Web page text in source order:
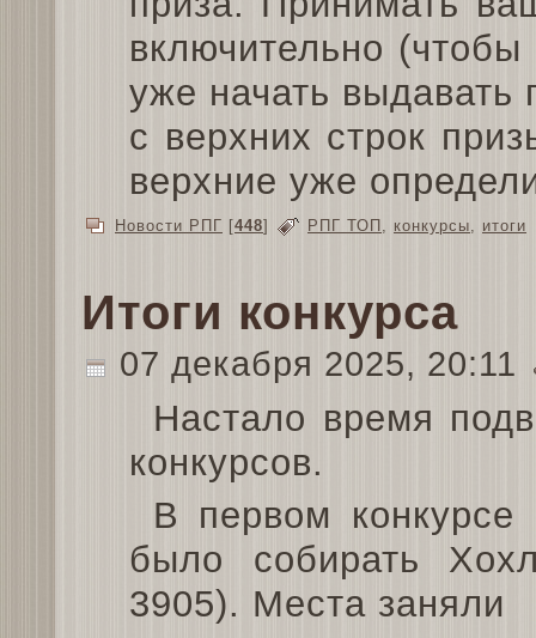
включительно
уже начать
с верхних строк
верхние уже
Новости РПГ [448] РПГ ТОП конкурсы итоги
Итоги конкурса
07 декабря 2025, 20:11
Настало время
конкурсов.
В первом конкурсе
было собирать
3905). Места заняли